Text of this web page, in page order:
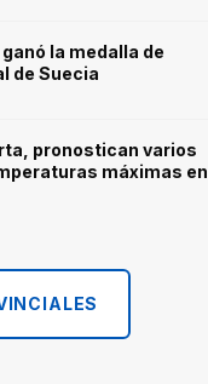
la medalla de
de Suecia
pronostican varios
máximas en